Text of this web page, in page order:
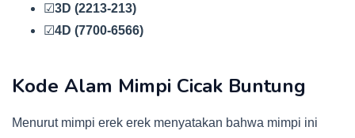
☑3D (2213-213)
☑4D (7700-6566)
Kode Alam Mimpi Cicak Buntung
Menurut mimpi erek erek menyatakan bahwa mimpi ini